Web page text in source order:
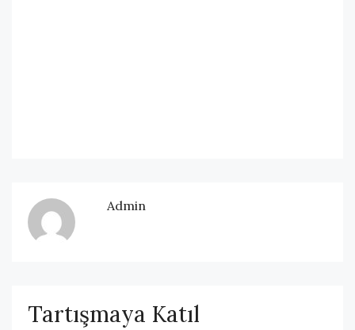
Admin
Tartışmaya Katıl